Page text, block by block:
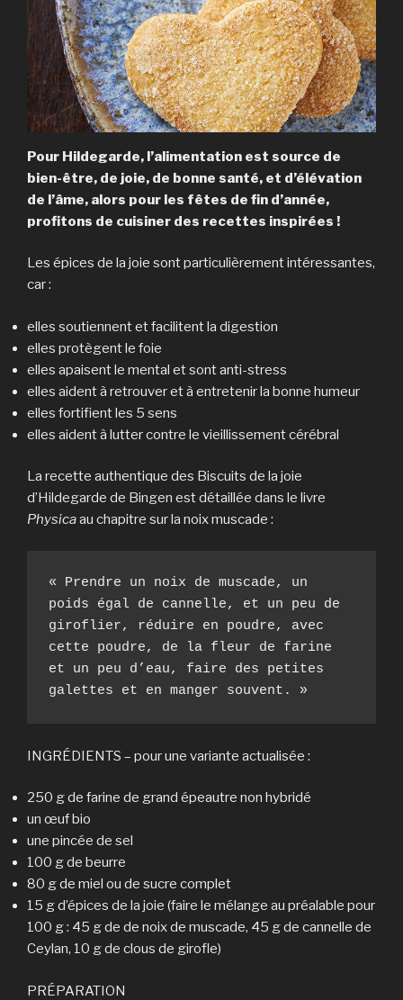
Pour Hildegarde, l’alimentation est source de
bien-être, de joie, de bonne santé, et d’élévation
de l’âme, alors pour les fêtes de fin d’année,
profitons de cuisiner des recettes inspirées !
Les épices de la joie sont particulièrement intéressantes,
car :
elles soutiennent et facilitent la digestion
elles protègent le foie
elles apaisent le mental et sont anti-stress
elles aident à retrouver et à entretenir la bonne humeur
elles fortifient les 5 sens
elles aident à lutter contre le vieillissement cérébral
La recette authentique des Biscuits de la joie
d’Hildegarde de Bingen est détaillée dans le livre
Physicaau chapitre sur la noix muscade :
« Prendre un noix de muscade, un
poids égal de cannelle, et un peu de
giroflier, réduire en poudre, avec
cette poudre, de la fleur de farine
et un peu d’eau, faire des petites
galettes et en manger souvent. »
INGRÉDIENTS – pour une variante actualisée :
250 g de farine de grand épeautre non hybridé
un œuf bio
une pincée de sel
100 g de beurre
80 g de miel ou de sucre complet
15 g d’épices de la joie (faire le mélange au préalable pour
100 g : 45 g de de noix de muscade, 45 g de cannelle de
Ceylan, 10 g de clous de girofle)
PRÉPARATION